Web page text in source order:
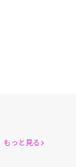
もっと見る